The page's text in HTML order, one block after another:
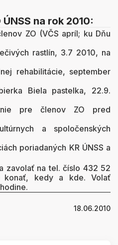
na rok 2010:
ZO (VČS apríl; ku Dňu
rastlín, 3.7 2010, na
rehabilitácie, september
Biela pastelka, 22.9.
pre členov ZO pred
a spoločenských
poriadaných KR ÚNSS a
zavolať na tel. číslo 432 52
kedy a kde. Volať
18.06.2010